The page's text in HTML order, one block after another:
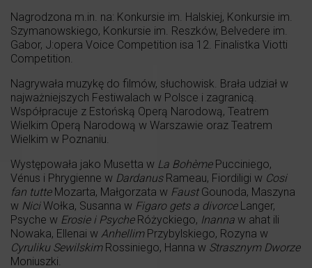
Nagrodzona m.in. na: Konkursie im. Halskiej, Konkursie im.
Szymanowskiego, Konkursie im. Reszków, Belvedere im.
Gabor, J:opera Voice Competition isa 12. Finalistka Viotti
Competition.
Nagrywała muzykę do filmów, słuchowisk. Brała udział w
najważniejszych Festiwalach w Polsce i zagranicą.
Współpracuje z Estońską Operą Narodową, Teatrem
Wielkim Operą Narodową w Warszawie oraz Teatrem
Wielkim w Poznaniu.
Występowała jako Musetta w La BohèmePucciniego,
Vénus i Phrygienne w Dardanus Rameau, Fiordiligi w Cosi
fan tutteMozarta, Małgorzata w FaustGounoda, Maszyna
w NiciWołka, Susanna w Figaro gets a divorceLanger,
Psyche w Erosie i PsycheRóżyckiego, Inanna w ahat ili
Nowaka, Ellenai w AnhellimPrzybylskiego, Rozyna w
Cyruliku SewilskimRossiniego, Hanna w Strasznym Dworze
Moniuszki.